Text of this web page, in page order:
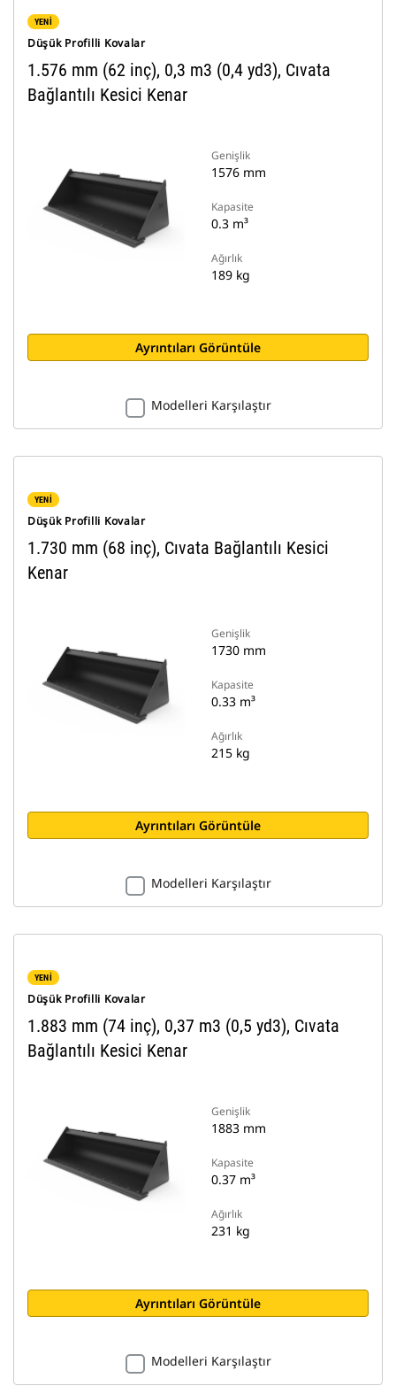
YENİ
Düşük Profilli Kovalar
1.576 mm (62 inç), 0,3 m3 (0,4 yd3), Cıvata
Bağlantılı Kesici Kenar
Genişlik
1576 mm
Kapasite
0.3 m³
Ağırlık
189 kg
Ayrıntıları Görüntüle
Modelleri Karşılaştır
YENİ
Düşük Profilli Kovalar
1.730 mm (68 inç), Cıvata Bağlantılı Kesici
Kenar
Genişlik
1730 mm
Kapasite
0.33 m³
Ağırlık
215 kg
Ayrıntıları Görüntüle
Modelleri Karşılaştır
YENİ
Düşük Profilli Kovalar
1.883 mm (74 inç), 0,37 m3 (0,5 yd3), Cıvata
Bağlantılı Kesici Kenar
Genişlik
1883 mm
Kapasite
0.37 m³
Ağırlık
231 kg
Ayrıntıları Görüntüle
Modelleri Karşılaştır